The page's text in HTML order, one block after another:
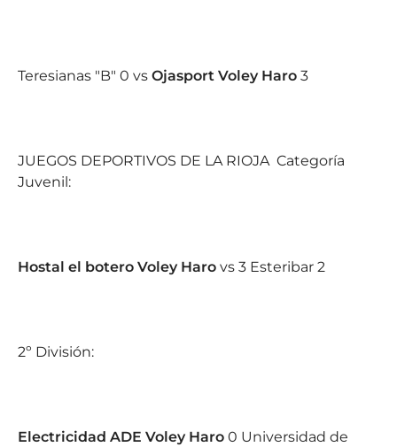
Teresianas "B" 0 vs Ojasport Voley Haro 3
JUEGOS DEPORTIVOS DE LA RIOJA Categoría
Juvenil:
Hostal el botero Voley Haro vs 3 Esteribar 2
2º División:
Electricidad ADE Voley Haro 0 Universidad de